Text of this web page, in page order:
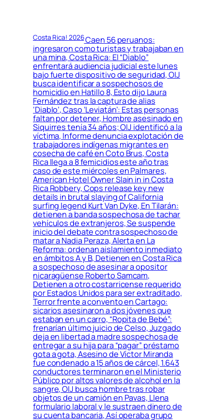
Costa Rica! 2026Caen 56 peruanos:
ingresaron como turistas y trabajaban en
una mina, Costa Rica: El “Diablo”
enfrentará audiencia judicial este lunes
bajo fuerte dispositivo de seguridad, OIJ
busca identificar a sospechosos de
homicidio en Hatillo 8, Esto dijo Laura
Fernández tras la captura de alias
‘Diablo’, Caso ‘Leviatán’: Estas personas
faltan por detener, Hombre asesinado en
Siquirres tenía 34 años; OIJ identificó a la
víctima, Informe denuncia explotación de
trabajadores indígenas migrantes en
cosecha de café en Coto Brus, Costa
Rica llega a 8 femicidios este año tras
caso de este miércoles en Palmares,
American Hotel Owner Slain in in Costa
Rica Robbery, Cops release key new
details in brutal slaying of California
surfing legend Kurt Van Dyke, En Tilarán:
detienen a banda sospechosa de tachar
vehículos de extranjeros, Se suspende
inicio del debate contra sospechoso de
matar a Nadia Peraza, Alerta en La
Reforma: ordenan aislamiento inmediato
en ámbitos A y B, Detienen en Costa Rica
a sospechoso de asesinar a opositor
nicaragüense Roberto Samcam,
Detienen a otro costarricense requerido
por Estados Unidos para ser extraditado,
Terror frente a convento en Cartago:
sicarios asesinaron a dos jóvenes que
estaban en un carro, “Ropita de Bebé”:
frenarían último juicio de Celso, Juzgado
deja en libertad a madre sospechosa de
entregar a su hija para “pagar” préstamo
gota a gota, Asesino de Víctor Miranda
fue condenado a 15 años de cárcel, 1.643
conductores terminaron en el Ministerio
Público por altos valores de alcohol en la
sangre, OIJ busca hombre tras robar
objetos de un camión en Pavas, Llena
formulario laboral y le sustraen dinero de
su cuenta bancaria, Así operaba grupo